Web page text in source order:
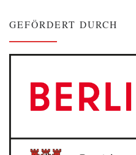
GEFÖRDERT DURCH